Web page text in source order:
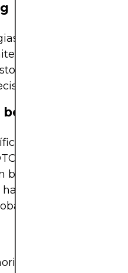
a un par de divisas
pruebas multihilo y
mejora
predictiva.
para brókeres y
descentralizado,
bolsas financieras
más compatible
centrados en